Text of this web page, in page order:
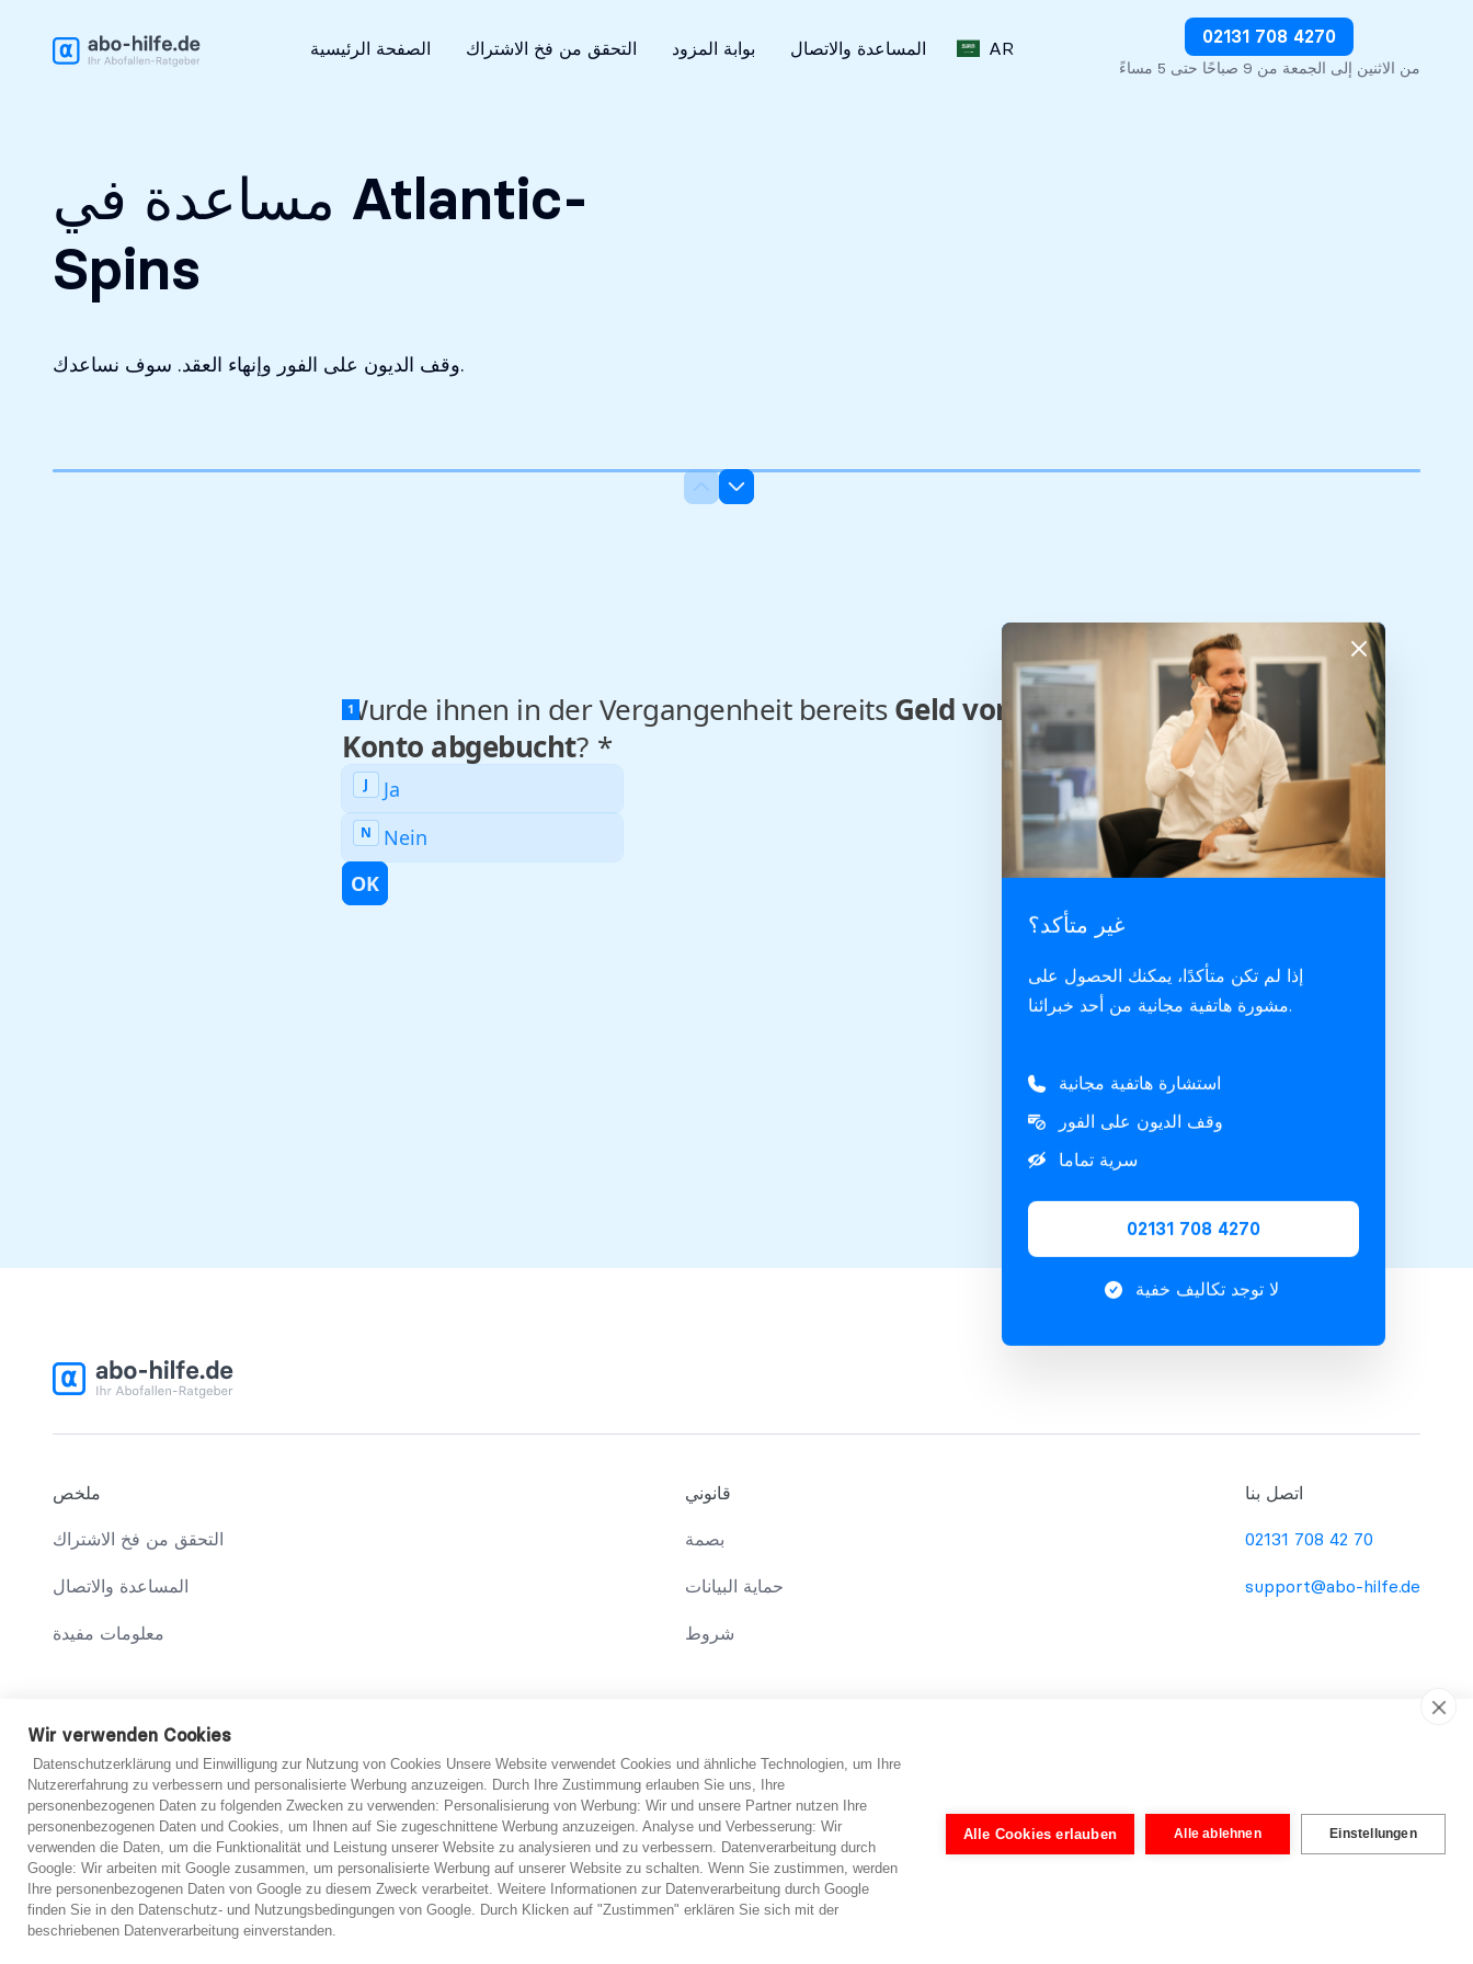
الصفحة الرئيسية التحقق من فخ الاشتراك بوابة المزود المساعدة والاتصال AR
02131 708 4270
من الاثنين إلى الجمعة من 9 صباحًا حتى 5 مساءً
وقف الديون على الفور
مساعدة في Atlantic-
Spins
وقف الديون على الفور وإنهاء العقد. سوف نساعدك.
غير متأكد؟
إذا لم تكن متأكدًا، يمكنك الحصول على
مشورة هاتفية مجانية من أحد خبرائنا.
استشارة هاتفية مجانية
وقف الديون على الفور
سرية تماما
02131 708 4270
لا توجد تكاليف خفية
ملخص
التحقق من فخ الاشتراك
المساعدة والاتصال
معلومات مفيدة
قانوني
بصمة
حماية البيانات
شروط
اتصل بنا
02131 708 42 70
support@abo-hilfe.de
© 2021 abo-hilfe.de
*ملاحظة: يعتبر abo-hilfe.de موقعًا إعلاميًا. يتلقى المستهلك المعلومات والنصائح والحيل المتعلقة بموضوع حماية المستهلك. يمكن نقل المعلومات إلى المستهلك ويمكن أيضًا إكمال الاستبيان عبر الهاتف. لا يقدم موقع abo-
hilfe.de أي خدمات قانونية أو مشورة قانونية. وبغض النظر عن المعلومات المقدمة، يتم تزويد المستهلك بالاتصال بالمحامين. تم إعداد الاستبيانات والنماذج عبر الإنترنت من قبل المحامين لإعداد تقييم أولي مبسط. ومع ذلك،
Wir verwenden Cookies
Datenschutzerklärung und Einwilligung zur Nutzung von Cookies Unsere Website verwendet Cookies und ähnliche Technologien, um Ihre
Nutzererfahrung zu verbessern und personalisierte Werbung anzuzeigen. Durch Ihre Zustimmung erlauben Sie uns, Ihre
personenbezogenen Daten zu folgenden Zwecken zu verwenden: Personalisierung von Werbung: Wir und unsere Partner nutzen Ihre
personenbezogenen Daten und Cookies, um Ihnen auf Sie zugeschnittene Werbung anzuzeigen. Analyse und Verbesserung: Wir
verwenden die Daten, um die Funktionalität und Leistung unserer Website zu analysieren und zu verbessern. Datenverarbeitung durch
Google: Wir arbeiten mit Google zusammen, um personalisierte Werbung auf unserer Website zu schalten. Wenn Sie zustimmen, werden
Ihre personenbezogenen Daten von Google zu diesem Zweck verarbeitet. Weitere Informationen zur Datenverarbeitung durch Google
finden Sie in den Datenschutz- und Nutzungsbedingungen von Google. Durch Klicken auf "Zustimmen" erklären Sie sich mit der
beschriebenen Datenverarbeitung einverstanden.
Alle Cookies erlauben Alle ablehnen Einstellungen